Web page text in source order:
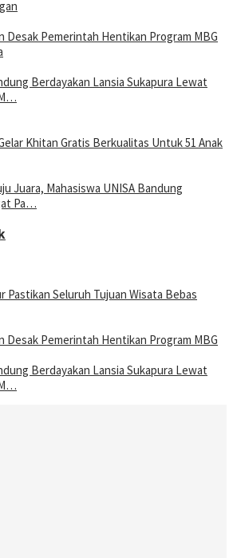
Desak Pemerintah Hentikan Program MBG
Berdayakan Lansia Sukapura Lewat
Khitan Gratis Berkualitas Untuk 51 Anak
Juara, Mahasiswa UNISA Bandung
Pa…
Pastikan Seluruh Tujuan Wisata Bebas
Desak Pemerintah Hentikan Program MBG
Berdayakan Lansia Sukapura Lewat